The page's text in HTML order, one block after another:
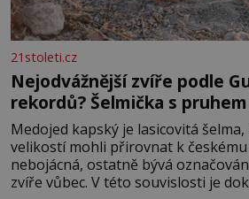
21stoleti.cz
Nejodvážnější zvíře podle
rekordů? Šelmička s
Medojed kapský je lasicovitá
velikostí mohli přirovnat k českému
nebojácná, ostatně bývá
zvíře vůbec. V této souvislosti je